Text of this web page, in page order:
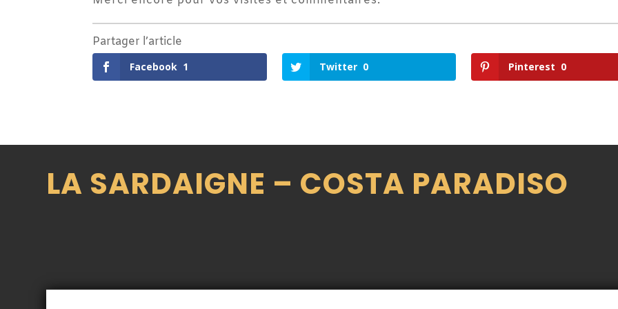
Partager l’article
Facebook 1 Twitter 0 Pinterest 0
LA SARDAIGNE – COSTA PARADISO